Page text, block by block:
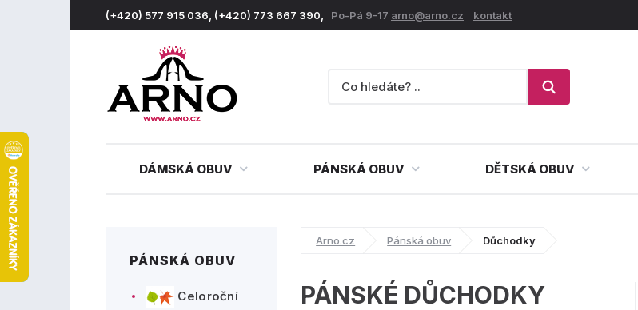
(+420) 577 915 036, (+420) 773 667 390, Po-Pá 9-17 arno@arno.cz kontakt
DÁMSKÁ OBUV PÁNSKÁ OBUV DĚTSKÁ OBUV
PÁNSKÁ OBUV
Celoroční
Arno.cz Pánská obuv Důchodky
PÁNSKÉ DŮCHODKY